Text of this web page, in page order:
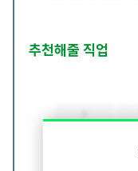
추천해줄 직업